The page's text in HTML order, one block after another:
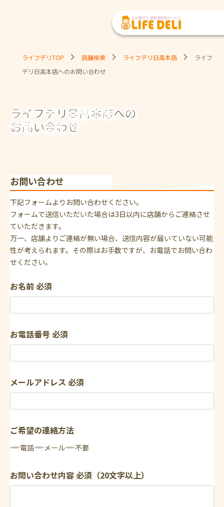
ライフデリTOP 店舗検索 ライフデリ日高本店
ライフ
デリ日高本店へのお問い合わせ
ライフデリ日高本店への
お問い合わせ
お問い合わせ
下記フォームよりお問い合わせください。
フォームで送信いただいた場合は3日以内に店舗からご連絡させ
ていただきます。
万一、店舗よりご連絡が無い場合、送信内容が届いていない可能
性が考えられます。その際はお手数ですが、お電話でお問い合わ
せください。
お名前必須
お電話番号必須
メールアドレス 必須
ご希望の連絡方法
電話 メール 不要
お問い合わせ内容必須（20文字以上）